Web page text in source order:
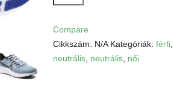
Air
Pegasus
Compare
Cikkszám: N/A Kategóriák: férfi,
neutrális, neutrális, női